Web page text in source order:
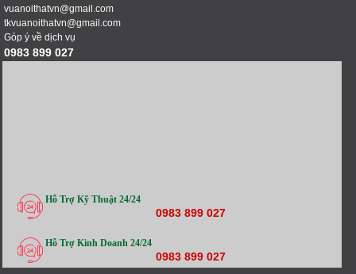
vuanoithatvn@gmail.com
tkvuanoithatvn@gmail.com
Góp ý về dịch vụ
0983 899 027
Hỗ Trợ Kỹ Thuật 24/24
0983 899 027
Hỗ Trợ Kinh Doanh 24/24
0983 899 027